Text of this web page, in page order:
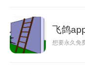
飞鸽
想要永久免